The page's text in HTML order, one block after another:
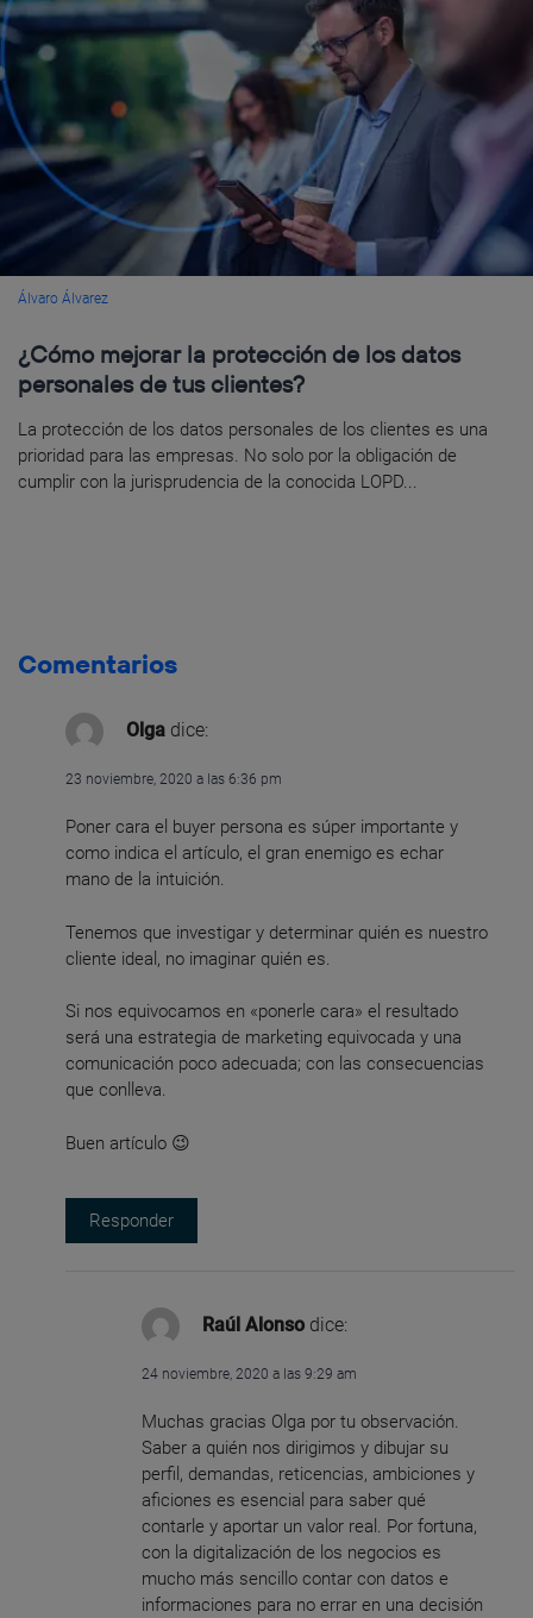
Álvaro Álvarez
¿Cómo mejorar la protección de los datos
personales de tus clientes?
La protección de los datos personales de los clientes es una
prioridad para las empresas. No solo por la obligación de
cumplir con la jurisprudencia de la conocida LOPD...
Comentarios
Olga dice:
23 noviembre, 2020 a las 6:36 pm
Poner cara el buyer persona es súper importante y
como indica el artículo, el gran enemigo es echar
mano de la intuición.
Tenemos que investigar y determinar quién es nuestro
cliente ideal, no imaginar quién es.
Si nos equivocamos en «ponerle cara» el resultado
será una estrategia de marketing equivocada y una
comunicación poco adecuada; con las consecuencias
que conlleva.
Buen artículo 😉
Responder
Raúl Alonso dice:
24 noviembre, 2020 a las 9:29 am
Muchas gracias Olga por tu observación.
Saber a quién nos dirigimos y dibujar su
perfil, demandas, reticencias, ambiciones y
aficiones es esencial para saber qué
contarle y aportar un valor real. Por fortuna,
con la digitalización de los negocios es
mucho más sencillo contar con datos e
informaciones para no errar en una decisión